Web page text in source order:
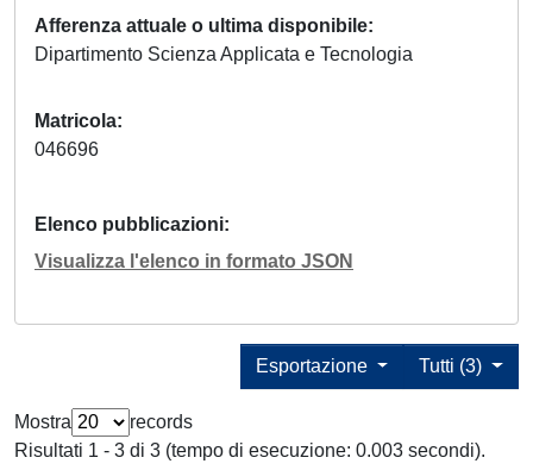
Afferenza attuale o ultima disponibile
Dipartimento Scienza Applicata e Tecnologia
Matricola
046696
Elenco pubblicazioni
Visualizza l'elenco in formato JSON
Tutti (3)
Esportazione
Mostra
records
Risultati 1 - 3 di 3 (tempo di esecuzione: 0.003 secondi).